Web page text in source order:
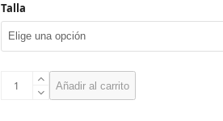
Talla
Añadir al carrito